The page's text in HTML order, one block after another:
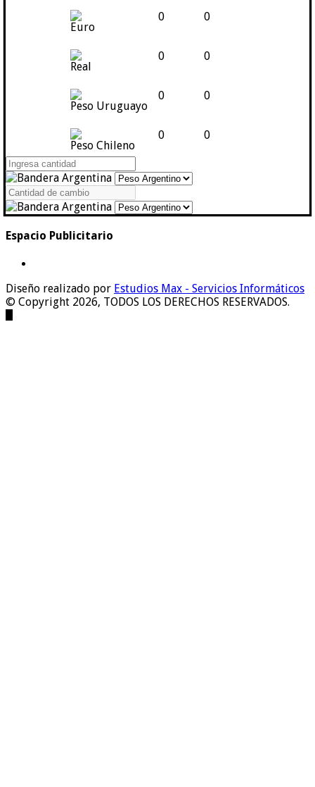
Euro
0 0
Real
0 0
Peso Uruguayo
0 0
Peso Chileno
0 0
Espacio Publicitario
Diseño realizado por Estudios Max - Servicios Informáticos
© Copyright 2026, TODOS LOS DERECHOS RESERVADOS.